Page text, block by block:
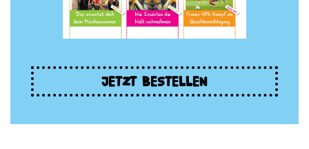
JETZT BESTELLEN